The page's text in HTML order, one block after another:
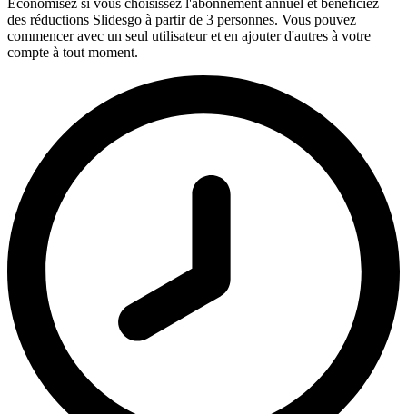
des réductions Slidesgo à partir de 3 personnes. Vous pouvez
commencer avec un seul utilisateur et en ajouter d'autres à votre
compte à tout moment.